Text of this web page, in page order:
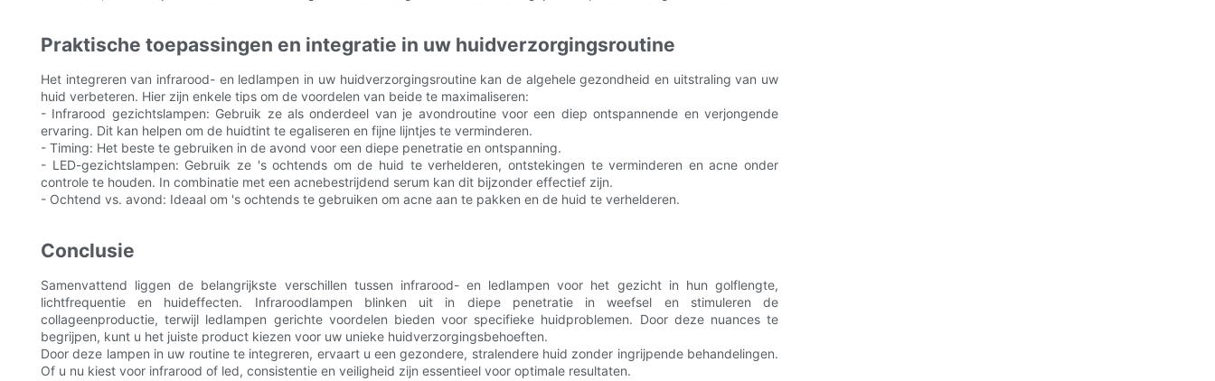
Praktische toepassingen en integratie in uw huidverzorgingsroutine
Het integreren van infrarood- en ledlampen in uw huidverzorgingsroutine kan de algehele gezondheid en uitstraling van uw
huid verbeteren. Hier zijn enkele tips om de voordelen van beide te maximaliseren:
- Infrarood gezichtslampen: Gebruik ze als onderdeel van je avondroutine voor een diep ontspannende en verjongende
ervaring. Dit kan helpen om de huidtint te egaliseren en fijne lijntjes te verminderen.
- Timing: Het beste te gebruiken in de avond voor een diepe penetratie en ontspanning.
- LED-gezichtslampen: Gebruik ze 's ochtends om de huid te verhelderen, ontstekingen te verminderen en acne onder
controle te houden. In combinatie met een acnebestrijdend serum kan dit bijzonder effectief zijn.
- Ochtend vs. avond: Ideaal om 's ochtends te gebruiken om acne aan te pakken en de huid te verhelderen.
Conclusie
Samenvattend liggen de belangrijkste verschillen tussen infrarood- en ledlampen voor het gezicht in hun golflengte,
lichtfrequentie en huideffecten. Infraroodlampen blinken uit in diepe penetratie in weefsel en stimuleren de
collageenproductie, terwijl ledlampen gerichte voordelen bieden voor specifieke huidproblemen. Door deze nuances te
begrijpen, kunt u het juiste product kiezen voor uw unieke huidverzorgingsbehoeften.
Door deze lampen in uw routine te integreren, ervaart u een gezondere, stralendere huid zonder ingrijpende behandelingen.
Of u nu kiest voor infrarood of led, consistentie en veiligheid zijn essentieel voor optimale resultaten.